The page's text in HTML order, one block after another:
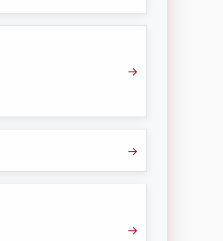
→
→
→